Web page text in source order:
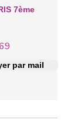
7ème
par mail